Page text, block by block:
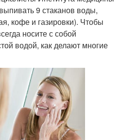
9 стаканов воды,
кофе и газировки). Чтобы
носите с собой
водой, как делают многие